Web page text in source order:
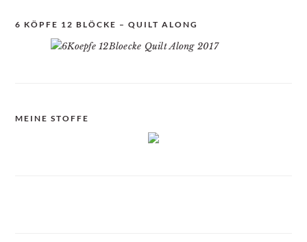
6 KÖPFE 12 BLÖCKE – QUILT ALONG
MEINE STOFFE